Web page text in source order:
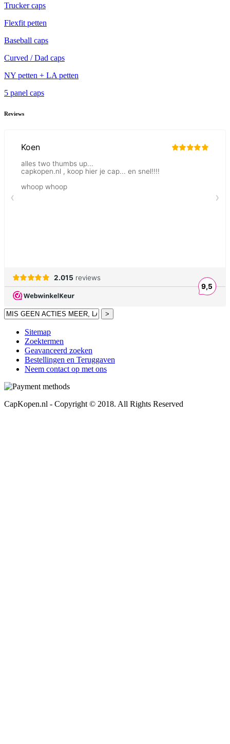
Trucker caps
Flexfit petten
Baseball caps
Curved / Dad caps
NY petten + LA petten
5 panel caps
Reviews
>
Sitemap
Zoektermen
Geavanceerd zoeken
Bestellingen en Teruggaven
Neem contact op met ons
CapKopen.nl - Copyright © 2018. All Rights Reserved